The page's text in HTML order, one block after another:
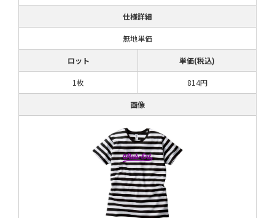
仕様詳細
無地単価
ロット 単価(税込)
1枚 814円
画像